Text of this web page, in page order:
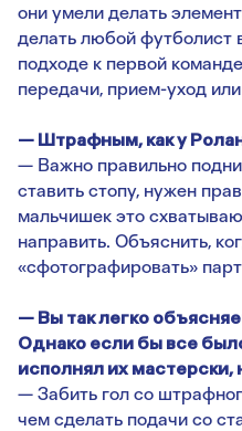
они умели делать
делать любой футболист
подходе к первой
передачи, прием-уход
— Штрафным, как у
— Важно правильно
ставить стопу, нужен
мальчишек это
направить. Объяснить,
«сфотографировать»
— Вы так легко
Однако если бы все
исполнял их
— Забить гол со
чем сделать подачи со